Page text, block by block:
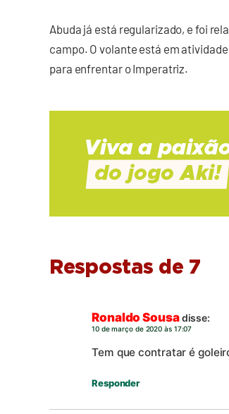
Abuda já está regularizado, e foi
campo. O volante está em
para enfrentar o Imperatriz.
Respostas de 7
Ronaldo Sousadisse:
10 de março de 2020 às 17:07
Tem que contratar é
Responder